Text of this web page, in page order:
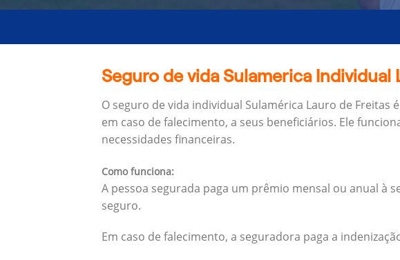
Seguro de vida Sulamerica Individual
O seguro de vida individual Sulamérica Lauro de
em caso de falecimento, a seus beneficiários. Ele
necessidades financeiras.
Como funciona:
A pessoa segurada paga um prêmio mensal ou anual à
seguro.
Em caso de falecimento, a seguradora paga a